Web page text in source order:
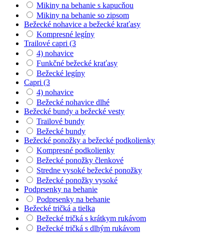
Mikiny na behanie s kapucňou
Mikiny na behanie so zipsom
Bežecké nohavice a bežecké kraťasy
Kompresné legíny
Trailové capri (3
4) nohavice
Funkčné bežecké kraťasy
Bežecké legíny
Capri (3
4) nohavice
Bežecké nohavice dlhé
Bežecké bundy a bežecké vesty
Trailové bundy
Bežecké bundy
Bežecké ponožky a bežecké podkolienky
Kompresné podkolienky
Bežecké ponožky členkové
Stredne vysoké bežecké ponožky
Bežecké ponožky vysoké
Podprsenky na behanie
Podprsenky na behanie
Bežecké tričká a tielka
Bežecké tričká s krátkym rukávom
Bežecké tričká s dlhým rukávom